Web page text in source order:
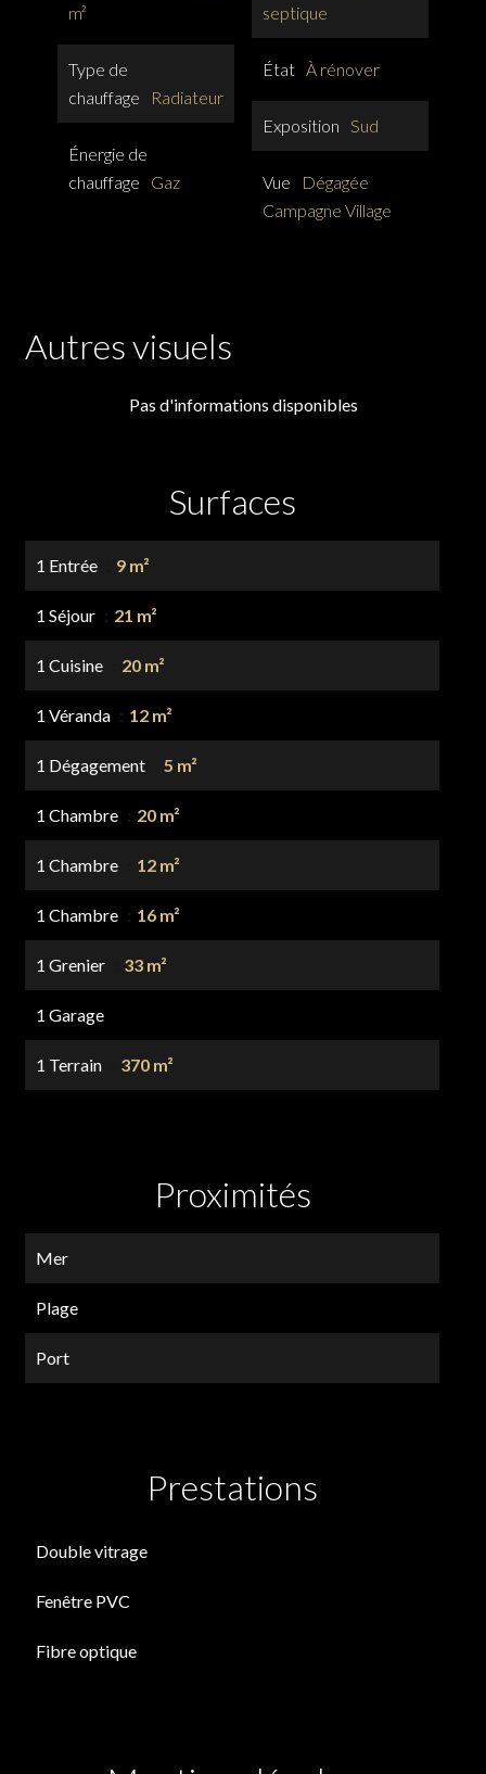
m²
Type de
chauffage
Radiateur
Énergie de
chauffage
Gaz
septique
État À rénover
Exposition Sud
Vue
Dégagée
Campagne Village
Autres visuels
Pas d'informations disponibles
Surfaces
1 Entrée 9 m²
1 Séjour 21 m²
1 Cuisine 20 m²
1 Véranda 12 m²
1 Dégagement 5 m²
1 Chambre 20 m²
1 Chambre 12 m²
1 Chambre 16 m²
1 Grenier 33 m²
1 Garage
1 Terrain 370 m²
Proximités
Mer
Plage
Port
Prestations
Double vitrage
Fenêtre PVC
Fibre optique